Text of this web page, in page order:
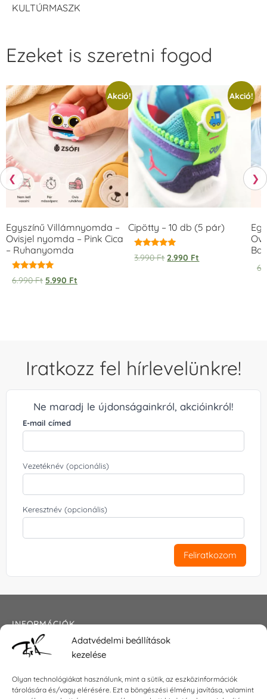
Adatvédelmi beállítások
kezelése
Olyan technológiákat használunk, mint a sütik, az eszközinformációk
tárolására és/vagy elérésére. Ezt a böngészési élmény javítása, valamint
KULTÚRMASZK
❮
Ezeket is szeretni fogod
Akció!
Egyszínű Villámnyomda –
Ovisjel nyomda – Pink Cica
– Ruhanyomda
Értékelés:
5.00
6.990Ft 5.990 Ft
Akció!
Cipötty – 10 db (5 pár)
Értékelés:
5.00
3.990Ft 2.990 Ft
❯
Iratkozz fel hírlevelünkre!
Ne maradj le újdonságainkról, akcióinkról!
E-mail címed
Vezetéknév (opcionális)
Keresztnév (opcionális)
Feliratkozom
INFORMÁCIÓK
Általános szerződési feltételek
Impresszum